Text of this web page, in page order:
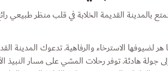
بالمدينة القديمة الخلابة في قلب منظر طبيعي
لضيوفها الاسترخاء والرفاهية. تدعوك المدينة
جولة هادئة. توفر رحلات المشي على مسار النبيذ